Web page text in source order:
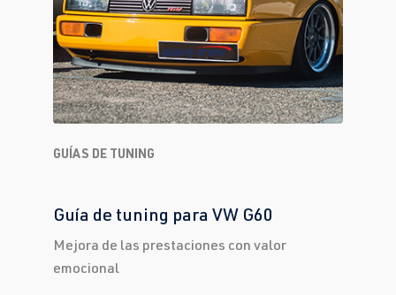
GUÍAS DE TUNING
Guía de tuning para VW G60
Mejora de las prestaciones con valor
emocional